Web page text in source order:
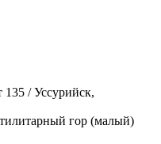
135 / Уссурийск,
гор (малый)